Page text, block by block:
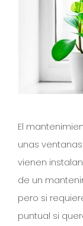
El
unas
vienen
de un
pero si
puntual si